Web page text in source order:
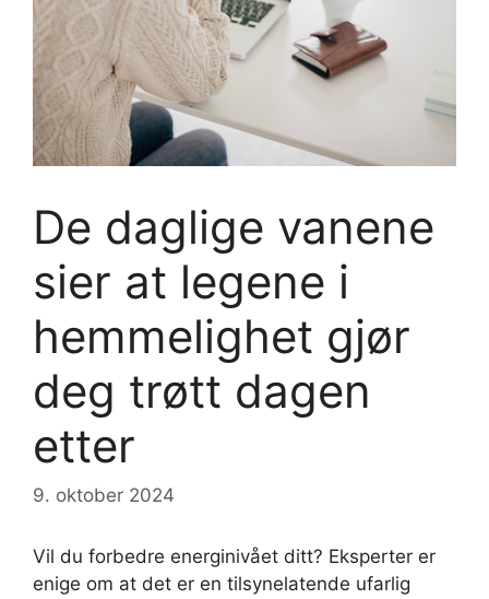
De daglige vanene
sier at legene i
hemmelighet gjør
deg trøtt dagen
etter
9. oktober 2024
Vil du forbedre energinivået ditt? Eksperter er
enige om at det er en tilsynelatende ufarlig